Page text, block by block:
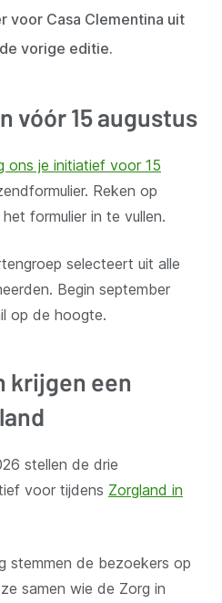
voor Casa Clementina uit
vorige editie.
vóór 15 augustus
ons je initiatief voor 15
Reken op
formulier in te vullen.
selecteert uit alle
Begin september
op de hoogte.
krijgen een
stellen de drie
voor tijdens Zorgland in
stemmen de bezoekers op
samen wie de Zorg in